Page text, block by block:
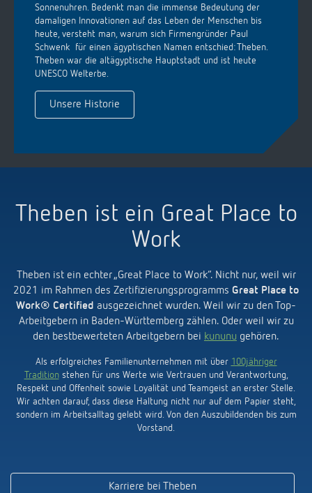
Sonnenuhren. Bedenkt man die immense Bedeutung der
damaligen Innovationen auf das Leben der Menschen bis
heute, versteht man, warum sich Firmengründer Paul
Schwenk für einen ägyptischen Namen entschied: Theben.
Theben war die altägyptische Hauptstadt und ist heute
UNESCO Welterbe.
Unsere Historie
Theben ist ein Great Place to
Work
Theben ist ein echter „Great Place to Work“. Nicht nur, weil wir
2021 im Rahmen des Zertifizierungsprogramms Great Place to
Work® Certified ausgezeichnet wurden. Weil wir zu den Top-
Arbeitgebern in Baden-Württemberg zählen. Oder weil wir zu
den bestbewerteten Arbeitgebern bei kununu gehören.
Als erfolgreiches Familienunternehmen mit über 100jähriger
Traditionstehen für uns Werte wie Vertrauen und Verantwortung,
Respekt und Offenheit sowie Loyalität und Teamgeist an erster Stelle.
Wir achten darauf, dass diese Haltung nicht nur auf dem Papier steht,
sondern im Arbeitsalltag gelebt wird. Von den Auszubildenden bis zum
Vorstand.
Karriere bei Theben